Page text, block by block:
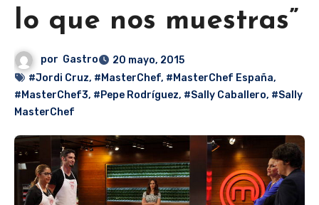
lo que nos muestras”
por Gastro
20 mayo, 2015
#Jordi Cruz, #MasterChef, #MasterChef España,
#MasterChef3, #Pepe Rodríguez, #Sally Caballero, #Sally
MasterChef